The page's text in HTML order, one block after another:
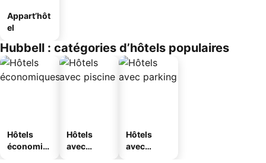
Appart’hôt
el
Hubbell : catégories d’hôtels populaires
Hôtels
économiq
Hôtels
avec
Hôtels
avec